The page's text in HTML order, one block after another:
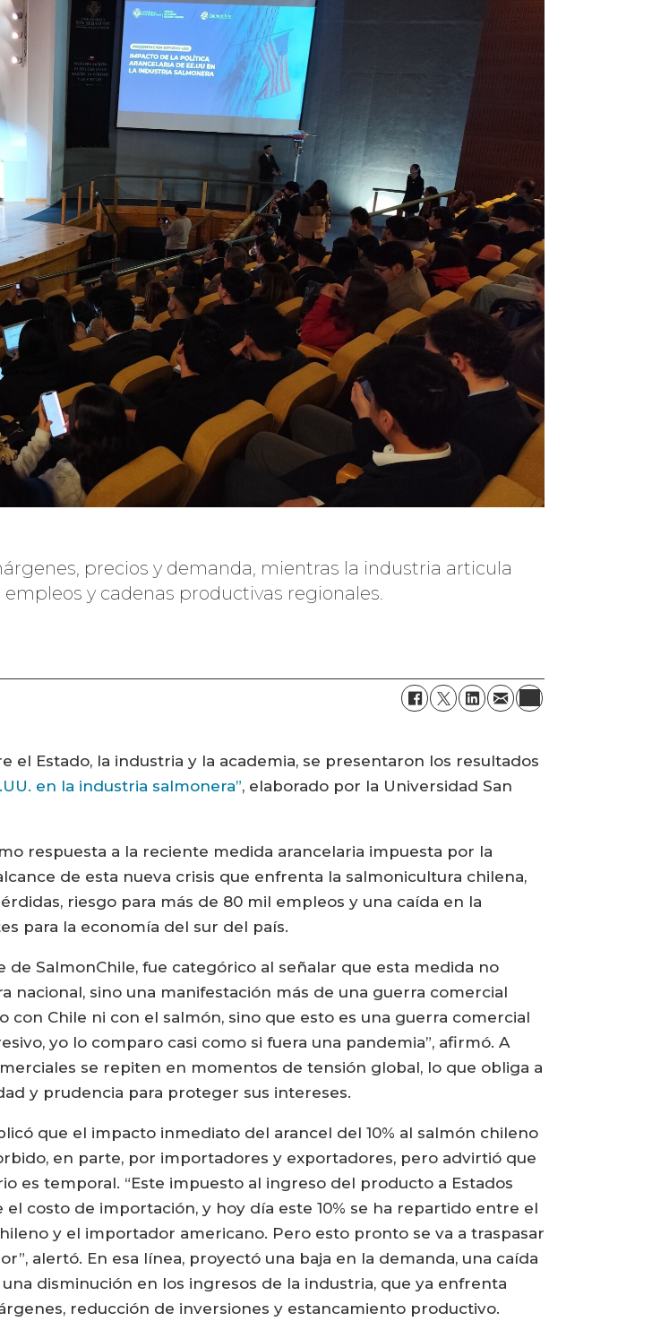
precios y demanda, mientras la industria articula
y cadenas productivas regionales.
Estado, la industria y la academia, se presentaron los resultados
en la industria salmonera”, elaborado por la Universidad San
respuesta a la reciente medida arancelaria impuesta por la
de esta nueva crisis que enfrenta la salmonicultura chilena,
riesgo para más de 80 mil empleos y una caída en la
para la economía del sur del país.
SalmonChile, fue categórico al señalar que esta medida no
sino una manifestación más de una guerra comercial
Chile ni con el salmón, sino que esto es una guerra comercial
yo lo comparo casi como si fuera una pandemia”, afirmó. A
se repiten en momentos de tensión global, lo que obliga a
y prudencia para proteger sus intereses.
que el impacto inmediato del arancel del 10% al salmón chileno
en parte, por importadores y exportadores, pero advirtió que
es temporal. “Este impuesto al ingreso del producto a Estados
el costo de importación, y hoy día este 10% se ha repartido entre el
y el importador americano. Pero esto pronto se va a traspasar
alertó. En esa línea, proyectó una baja en la demanda, una caída
disminución en los ingresos de la industria, que ya enfrenta
reducción de inversiones y estancamiento productivo.